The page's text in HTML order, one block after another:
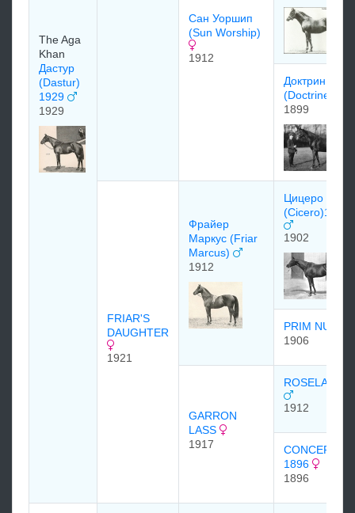
The Aga
Khan
Дастур
(Dastur)
1929
1929
Сан Уоршип
(Sun Worship)
1912
Доктрин
(Doctrine)
1899
FRIAR'S
DAUGHTER
1921
Фрайер
Маркус (Friar
Marcus)
1912
Цицеро
(Cicero)1902
1902
PRIM NUN
1906
GARRON
LASS
1917
ROSELAND
1912
CONCERTINA
1896
1896